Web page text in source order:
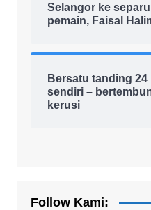
Selangor ke
pemain, Faisal
Bersatu tanding
sendiri –
kerusi
Follow Kami: